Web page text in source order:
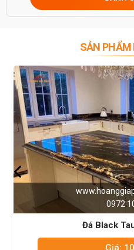
SẢN PHẨM
0972 101 656
Black Taurus Ốp Bếp